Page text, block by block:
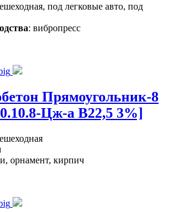
под легковые авто, под
: вибропресс
Прямоугольник-8
Цж-а В22,5 3%]
орнамент, кирпич